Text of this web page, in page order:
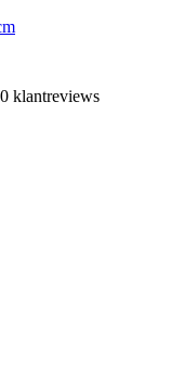
klantreviews